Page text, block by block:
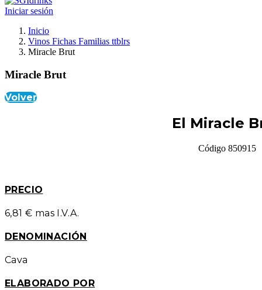
Iniciar sesión
Inicio
Vinos Fichas Familias ttblrs
Miracle Brut
Miracle Brut
Volver
El Miracle
Código 850915
PRECIO
6,81 € mas I.V.A.
DENOMINACIÓN
Cava
ELABORADO POR